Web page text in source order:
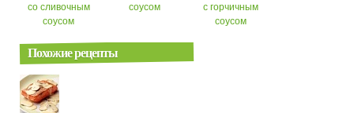
со сливочным
соусом
соусом
с горчичным
соусом
Похожие рецепты